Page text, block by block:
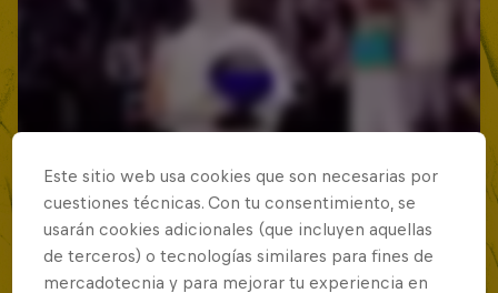
Este sitio web usa cookies que son necesarias por
cuestiones técnicas. Con tu consentimiento, se
usarán cookies adicionales (que incluyen aquellas
de terceros) o tecnologías similares para fines de
mercadotecnia y para mejorar tu experiencia en